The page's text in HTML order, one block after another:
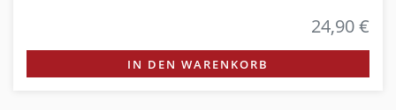
24,90 €
IN DEN WARENKORB